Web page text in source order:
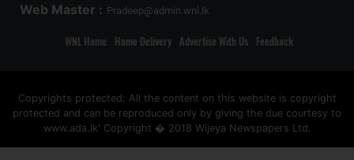
Web Master : Pradeep@admin.wnl.lk
WNL Home Home Delivery Advertise With Us Feedback
Copyrights protected: All the content on this website is copyright
protected and can be reproduced only by giving the due courtesy to
www.ada.lk' Copyright � 2018 Wijeya Newspapers Ltd.